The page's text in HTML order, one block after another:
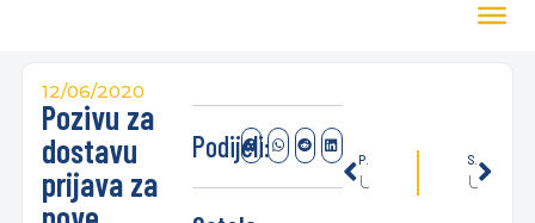
12/06/2020
Pozivu za
dostavu
prijava za
Podijeli: PRETHODNO SLIJEDEĆE
Upitnik o zadovoljstvu prehranom u studentskim restoranima